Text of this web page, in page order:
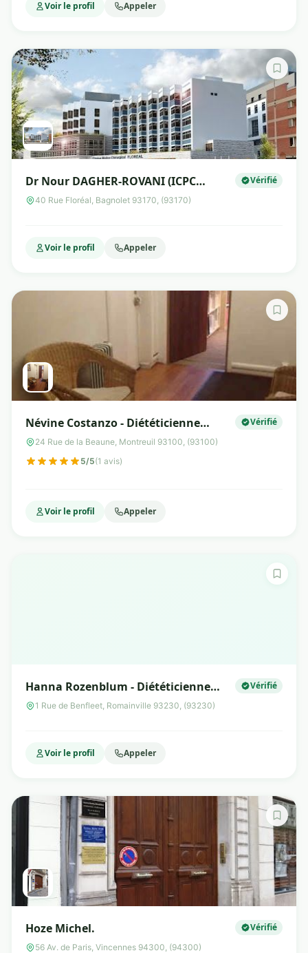
Voir le profil Appeler
Dr Nour DAGHER-ROVANI (ICPC
Floréal)
Vérifié
40 Rue Floréal, Bagnolet 93170, (93170)
Voir le profil Appeler
Névine Costanzo - Diététicienne
Nutrionniste Montreuil
Vérifié
24 Rue de la Beaune, Montreuil 93100, (93100)
5/5(1 avis)
Voir le profil Appeler
Hanna Rozenblum - Diététicienne
Nutritionniste
Vérifié
1 Rue de Benfleet, Romainville 93230, (93230)
Voir le profil Appeler
Hoze Michel. Vérifié
56 Av. de Paris, Vincennes 94300, (94300)